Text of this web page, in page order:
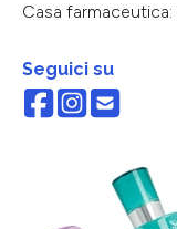
Casa farmaceutica:
Seguici su